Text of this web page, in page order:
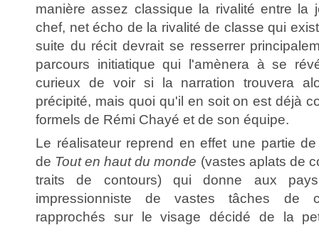
manière assez classique la rivalité entre la
chef, net écho de la rivalité de classe qui
suite du récit devrait se resserrer
parcours initiatique qui l'amènera à se
curieux de voir si la narration trouvera
précipité, mais quoi qu'il en soit on est déjà
formels de Rémi Chayé et de son équipe.
Le réalisateur reprend en effet une partie
de Tout en haut du monde (vastes aplats de
traits de contours) qui donne aux
impressionniste de vastes tâches de
rapprochés sur le visage décidé de la